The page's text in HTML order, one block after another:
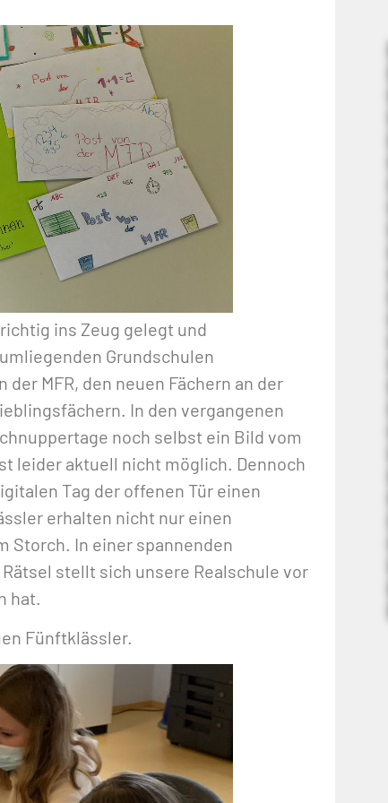
ins Zeug gelegt und
Grundschulen
MFR, den neuen Fächern an der
In den vergangenen
noch selbst ein Bild vom
leider aktuell nicht möglich. Dennoch
Tag der offenen Tür einen
erhalten nicht nur einen
Storch. In einer spannenden
stellt sich unsere Realschule vor
hat.
Fünftklässler.